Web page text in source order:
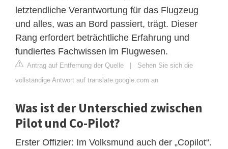
letztendliche Verantwortung für das Flugzeug
und alles, was an Bord passiert, trägt. Dieser
Rang erfordert beträchtliche Erfahrung und
fundiertes Fachwissen im Flugwesen.
Antrag auf Entfernung der Quelle | Sehen Sie sich die
vollständige Antwort auf translate.google.com an
Was ist der Unterschied zwischen
Pilot und Co-Pilot?
Erster Offizier: Im Volksmund auch der „Copilot“.